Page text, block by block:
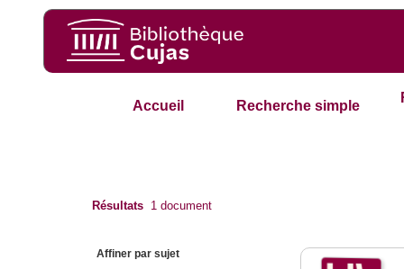
Accueil Recherche simple
Résultats 1 document
Affiner par sujet